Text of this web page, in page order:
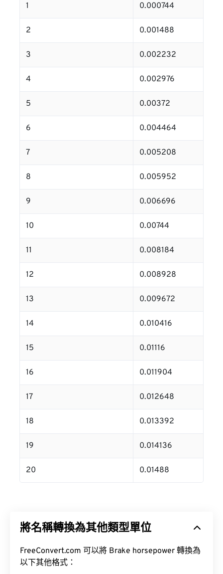
1 0.000744
2 0.001488
3 0.002232
4 0.002976
5 0.00372
6 0.004464
7 0.005208
8 0.005952
9 0.006696
10 0.00744
11 0.008184
12 0.008928
13 0.009672
14 0.010416
15 0.01116
16 0.011904
17 0.012648
18 0.013392
19 0.014136
20 0.01488
將名稱轉換為其他類型單位
FreeConvert.com 可以將 Brake horsepower 轉換為
以下其他格式：